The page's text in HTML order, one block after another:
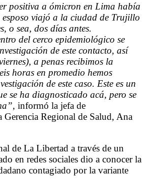
positiva a ómicron en Lima había
esposo viajó a la ciudad de Trujillo
o sea, dos días antes.
del cerco epidemiológico se
de este contacto, así
a penas recibimos la
horas en promedio hemos
de este caso. Este es un
se ha diagnosticado acá, pero se
, informó la jefa de
Regional de Salud, Ana
de La Libertad a través de un
en redes sociales dio a conocer la
contagiado por la variante